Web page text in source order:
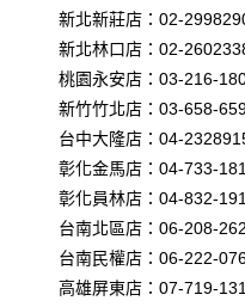
悠遊付
Google Pay
全盈+PAY
AFTEE先享後付
相關說明
【關於「AFTEE先享後付
AFTEE先享後付是「在收
便利好安心！
１．簡單：不需註冊會員、
２．便利：只要手機號碼，
ATM付款
運送方式
新北新莊店：02-
新北林口店：02-
桃園永安店：03-216-
新竹竹北店：03-658-
台中大隆店：04-
彰化金馬店：04-733-
彰化員林店：04-832-
台南北區店：06-208-
台南民權店：06-222-
高雄屏東店：07-719-